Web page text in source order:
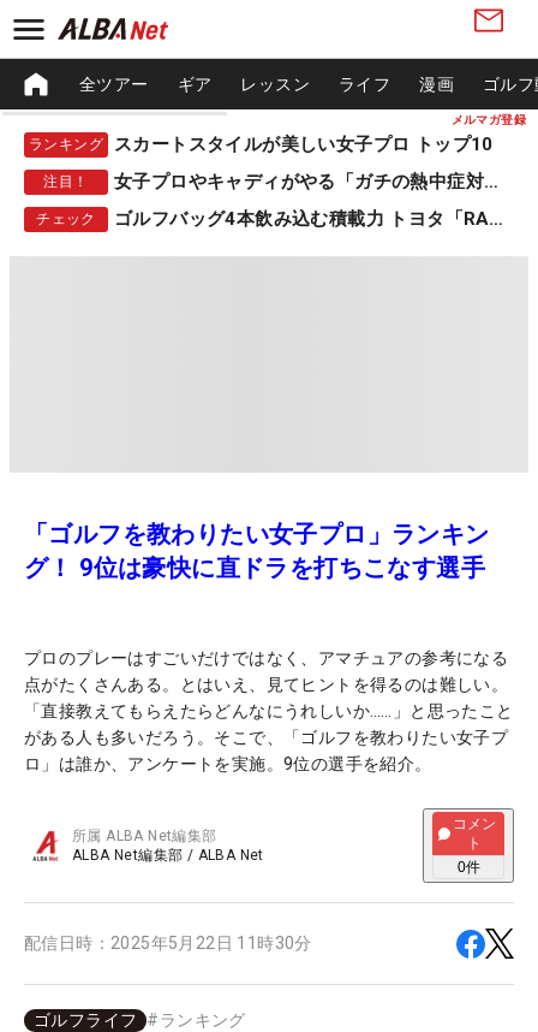
メルマガ登録
全ツアー ギア レッスン ライフ 漫画 ゴル
ランキング スカートスタイルが美しい女子プロ トップ10
注目！ 女子プロやキャディがやる「ガチの熱中症対策」
チェック ゴルフバッグ4本飲み込む積載力 トヨタ「RAV4」
「ゴルフを教わりたい女子プロ」ランキン
グ！ 9位は豪快に直ドラを打ちこなす選手
プロのプレーはすごいだけではなく、アマチュアの参考になる
点がたくさんある。とはいえ、見てヒントを得るのは難しい。
「直接教えてもらえたらどんなにうれしいか……」と思ったこと
がある人も多いだろう。そこで、「ゴルフを教わりたい女子プ
ロ」は誰か、アンケートを実施。9位の選手を紹介。
所属ALBA Net編集部
ALBA Net編集部 / ALBA Net
コメン
ト
0件
配信日時： 2025年5月22日 11時30分
ゴルフライフ #ランキング